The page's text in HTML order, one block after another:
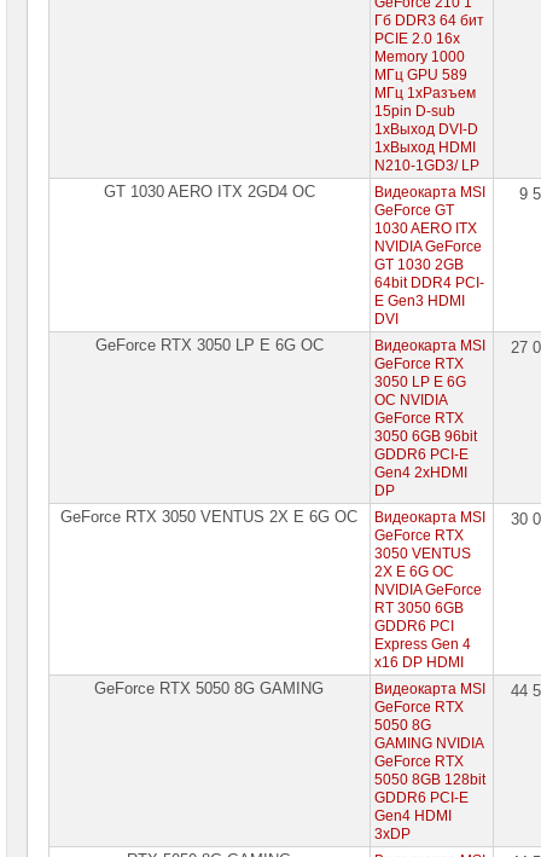
хранения
размера
Процессоры
AMD
Видеокарты
Гб DDR3 64 бит
PCIE 2.0 16x
Memory 1000
МГц GPU 589
МГц 1xРазъем
15pin D-sub
1xВыход DVI-D
1xВыход HDMI
N210-1GD3/ LP
GT 1030 AERO ITX 2GD4 OC
Видеокарта MSI
GeForce GT
1030 AERO ITX
NVIDIA GeForce
GT 1030 2GB
64bit DDR4 PCI-
E Gen3 HDMI
DVI
9
GeForce RTX 3050 LP E 6G OC
Видеокарта MSI
GeForce RTX
3050 LP E 6G
OC NVIDIA
GeForce RTX
3050 6GB 96bit
GDDR6 PCI-E
Gen4 2xHDMI
DP
27
GeForce RTX 3050 VENTUS 2X E 6G OC
Видеокарта MSI
GeForce RTX
3050 VENTUS
2X E 6G OC
NVIDIA GeForce
RT 3050 6GB
GDDR6 PCI
Express Gen 4
x16 DP HDMI
30
GeForce RTX 5050 8G GAMING
Видеокарта MSI
GeForce RTX
5050 8G
GAMING NVIDIA
GeForce RTX
5050 8GB 128bit
GDDR6 PCI-E
Gen4 HDMI
3xDP
44